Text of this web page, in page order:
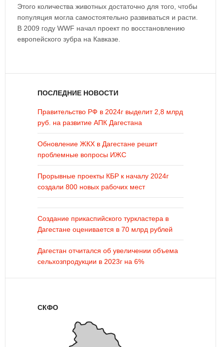
Этого количества животных достаточно для того, чтобы
популяция могла самостоятельно развиваться и расти.
В 2009 году WWF начал проект по восстановлению
европейского зубра на Кавказе.
ПОСЛЕДНИЕ НОВОСТИ
Правительство РФ в 2024г выделит 2,8 млрд
руб. на развитие АПК Дагестана
Обновление ЖКХ в Дагестане решит
проблемные вопросы ИЖС
Прорывные проекты КБР к началу 2024г
создали 800 новых рабочих мест
Создание прикаспийского туркластера в
Дагестане оценивается в 70 млрд рублей
Дагестан отчитался об увеличении объема
сельхозпродукции в 2023г на 6%
СКФО